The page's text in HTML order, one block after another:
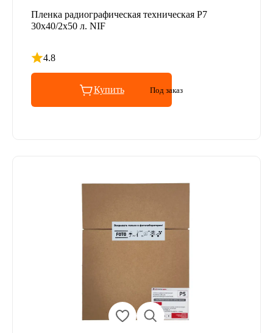
Пленка радиографическая техническая Р7
30х40/2х50 л. NIF
4.8
Рейтинг 4.8 из 5
Купить Под заказ